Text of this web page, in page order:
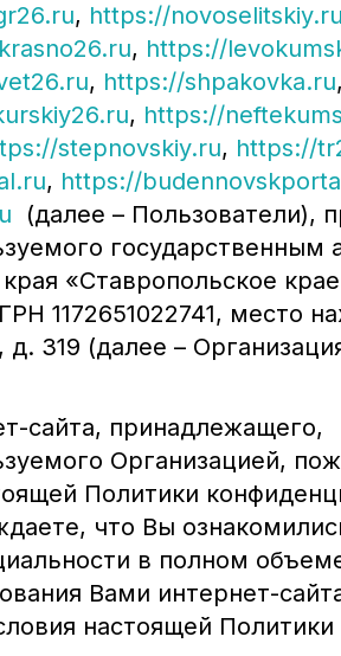
, https://novoselitskiy.ru
, https://
, https://shpakovka.ru,
, https://
stepnovskiy.ru, https://
, https://
(далее – Пользователи),
государственным
«Ставропольское
1172651022741, место
319 (далее –
сайта, принадлежащего,
Организацией,
Политики
что Вы
в полном
Вами интернет-
настоящей Политики